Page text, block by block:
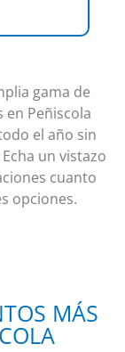
gama de
Peñiscola
el año sin
un vistazo
cuanto
opciones.
MÁS